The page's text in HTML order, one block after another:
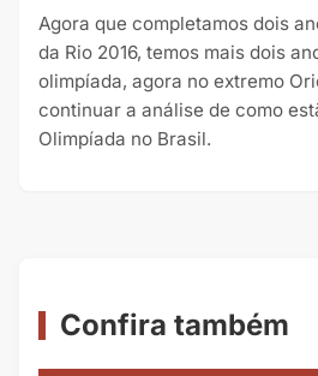
Agora que completamos dois
da Rio 2016, temos mais dois
olimpíada, agora no extremo
continuar a análise de como
Olimpíada no Brasil.
Confira também